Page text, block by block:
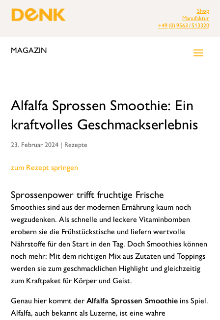
Shop
Manufaktur
+49 (0) 9563 / 513320
MAGAZIN
Alfalfa Sprossen Smoothie: Ein
kraftvolles Geschmackserlebnis
23. Februar 2024 | Rezepte
zum Rezept springen
Sprossenpower trifft fruchtige Frische
Smoothies sind aus der modernen Ernährung kaum noch
wegzudenken. Als schnelle und leckere Vitaminbomben
erobern sie die Frühstückstische und liefern wertvolle
Nährstoffe für den Start in den Tag. Doch Smoothies können
noch mehr: Mit dem richtigen Mix aus Zutaten und Toppings
werden sie zum geschmacklichen Highlight und gleichzeitig
zum Kraftpaket für Körper und Geist.
Genau hier kommt derAlfalfa Sprossen Smoothie ins Spiel.
Alfalfa, auch bekannt als Luzerne, ist eine wahre